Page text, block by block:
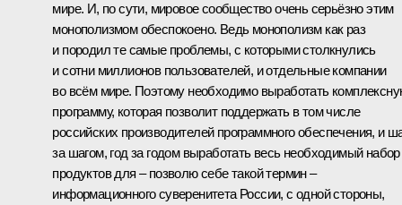
мире. И, по сути, мировое сообщество очень серьёзно этим
монополизмом обеспокоено. Ведь монополизм как раз
и породил те самые проблемы, с которыми столкнулись
и сотни миллионов пользователей, и отдельные компании
во всём мире. Поэтому необходимо выработать
программу, которая позволит поддержать в том числе
российских производителей программного обеспечения, и
за шагом, год за годом выработать весь необходимый набор
продуктов для – позволю себе такой термин –
информационного суверенитета России, с одной стороны,